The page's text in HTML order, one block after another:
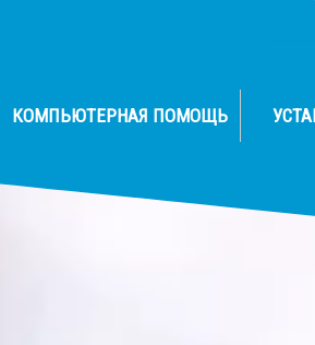
КОМПЬЮТЕРНАЯ ПОМОЩЬ